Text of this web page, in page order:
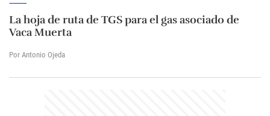
La hoja de ruta de TGS para el gas asociado de
Vaca Muerta
Por Antonio Ojeda